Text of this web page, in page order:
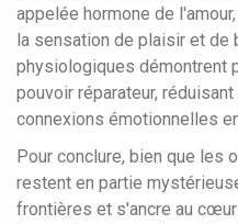
appelée hormone de
la sensation de plaisir et de
physiologiques démontrent
pouvoir réparateur,
connexions émotionnelles
Pour conclure, bien que les
restent en partie
frontières et s'ancre au